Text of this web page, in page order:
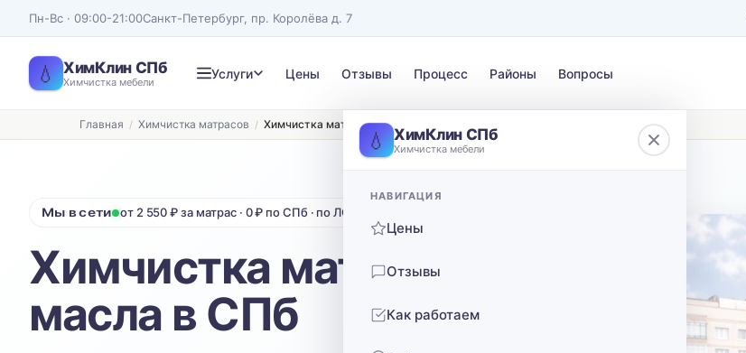
Пн-Вс · 09:00-21:00Санкт-Петербург, пр. Королёва д. 7
💧 ХимКлин СПб
Химчистка мебели
Услуги Цены Отзывы Процесс Районы Вопросы
Записаться на химчистку
Диван Выберите ткань… Выберите загрязнение…
Нажимая кнопку, вы соглашаетесь с политикой конфиденциальности
💧 ХимКлин СПб
Химчистка мебели
НАВИГАЦИЯ
Цены
Отзывы
Как работаем
Главная Химчистка матрасов Химчистка матраса от масла в СПб
Мы в сети от 2 550 ₽ за матрас · 0 ₽ по СПб · по ЛО 40 ₽/км от КАД
Химчистка матраса от
масла в СПб